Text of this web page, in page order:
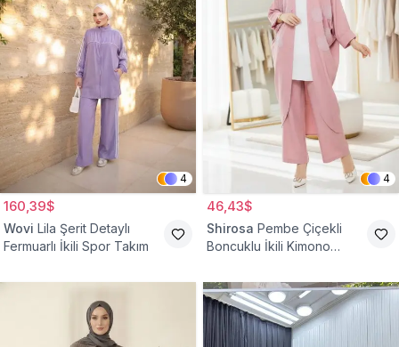
4
160,39$
Wovi Lila Şerit Detaylı
Fermuarlı İkili Spor Takım
4
46,43$
Shirosa Pembe Çiçekli
Boncuklu İkili Kimono